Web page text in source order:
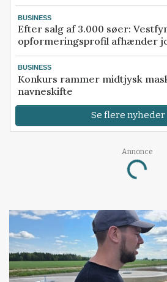
BUSINESS
Efter salg af 3.000 søer:
opformeringsprofil afhænder
BUSINESS
Konkurs rammer midtjysk
navneskifte
Se flere
Annonce
Loading...